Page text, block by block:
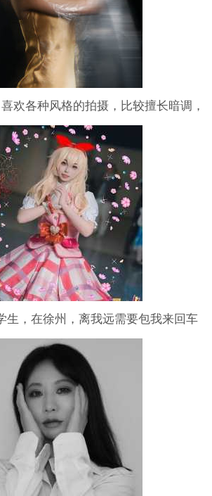
欢各种风格的拍摄，比较擅长暗调，
生，在徐州，离我远需要包我来回车
妆，如果对妆造严格需要找妆娘，，
生，衣服可我这自行准备有的，